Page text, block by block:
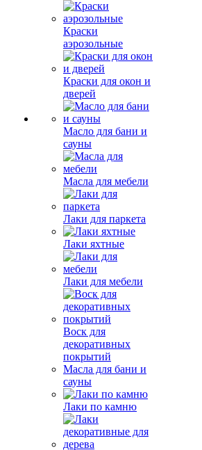
Краски
аэрозольные
Краски для окон и
дверей
Масло для бани и
сауны
Масла для мебели
Лаки для паркета
Лаки яхтные
Лаки для мебели
Воск для
декоративных
покрытий
Масла для бани и
сауны
Лаки по камню